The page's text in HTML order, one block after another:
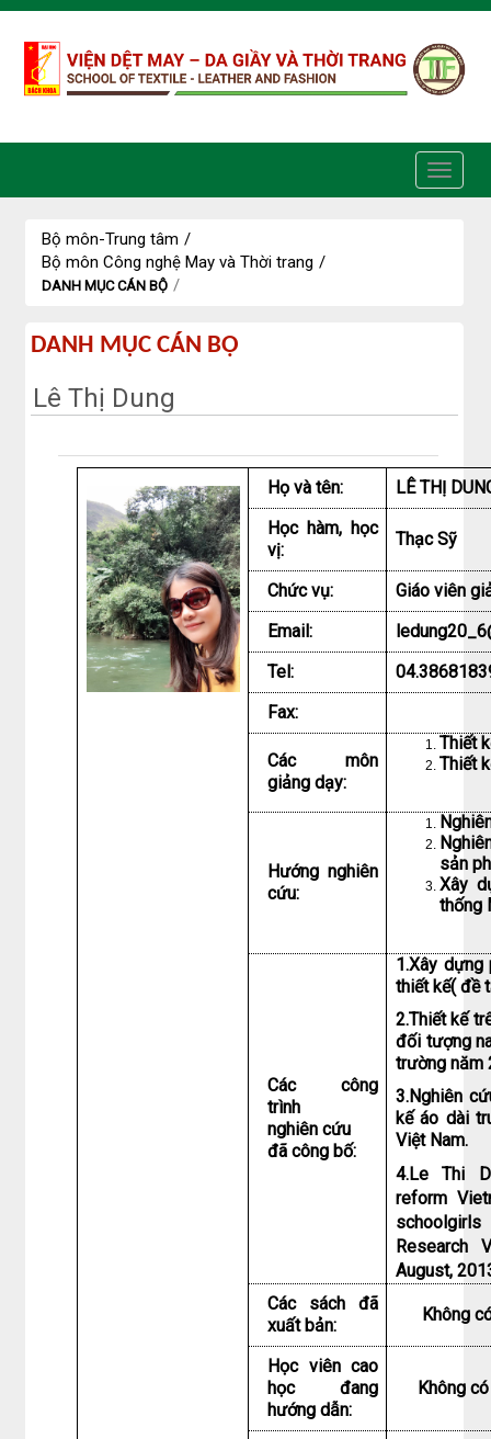
Truy cập nội dung luôn
Bộ môn-Trung tâm /
Bộ môn Công nghệ May và Thời trang /
DANH MỤC CÁN BỘ /
Danh
mục
DANH MỤC CÁN BỘ
Lê Thị Dung
Họ và tên:
LÊ THỊ
Học hàm, học
vị:
Thạc Sỹ
Chức vụ:
Giáo viên
Email:
Tel:
Fax:
Các môn
giảng dạy:
Thiết
Thiết
Hướng nghiên
cứu:
sản
Xây
thống
Các công
trình
nghiên cứu
đã công bố:
1.Xây
thiết kế( đề
2.Thiết kế
đối tượng
trường năm
3.Nghiên
kế áo dài
Việt Nam.
4.Le Thi
reform
Research
August,
Các sách đã
xuất bản:
Không
Học viên cao
học đang
hướng dẫn:
Không có